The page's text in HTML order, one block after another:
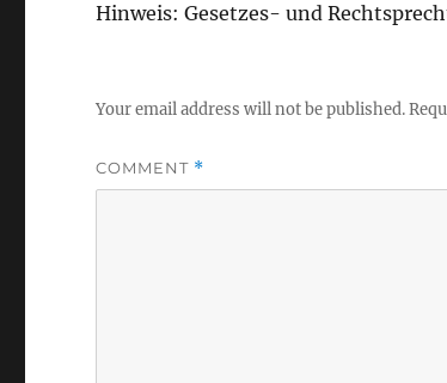
Hinweis: Gesetzes- und
Your email address will not be published.
COMMENT *